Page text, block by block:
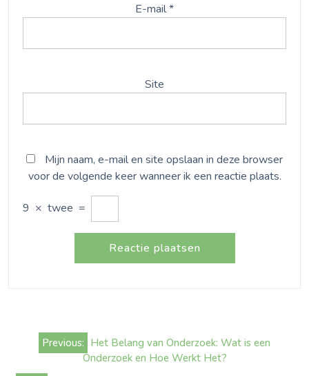
E-mail*
Site
Mijn naam, e-mail en site opslaan in deze browser
voor de volgende keer wanneer ik een reactie plaats.
9 × twee =
Bericht
navigatie
Previous: Het Belang van Onderzoek: Wat is een
Onderzoek en Hoe Werkt Het?